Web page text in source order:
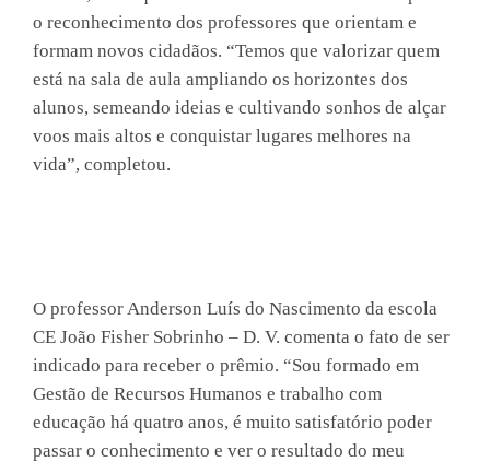
o reconhecimento dos professores que orientam e
formam novos cidadãos. “Temos que valorizar quem
está na sala de aula ampliando os horizontes dos
alunos, semeando ideias e cultivando sonhos de alçar
voos mais altos e conquistar lugares melhores na
vida”, completou.
O professor Anderson Luís do Nascimento da escola
CE João Fisher Sobrinho – D. V. comenta o fato de ser
indicado para receber o prêmio. “Sou formado em
Gestão de Recursos Humanos e trabalho com
educação há quatro anos, é muito satisfatório poder
passar o conhecimento e ver o resultado do meu